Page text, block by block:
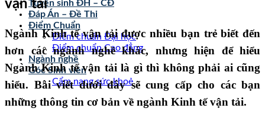
Tuyển sinh ĐH – CĐ
Đáp Án – Đề Thi
Điểm Chuẩn
Điểm chuẩn Đại học
Điểm chuẩn Cao đẳng
Ngành nghề
Góc Sinh viên
Cẩm nang sức khoẻ
vận tải
Ngành Kinh tế vận tải được nhiều bạn trẻ biết đến
hơn các ngành nghề khác, nhưng hiện để hiểu
Ngành Kinh tế vận tải là gì thì không phải ai cũng
hiểu. Bài viết dưới đây sẽ cung cấp cho các bạn
những thông tin cơ bản về ngành Kinh tế vận tải.